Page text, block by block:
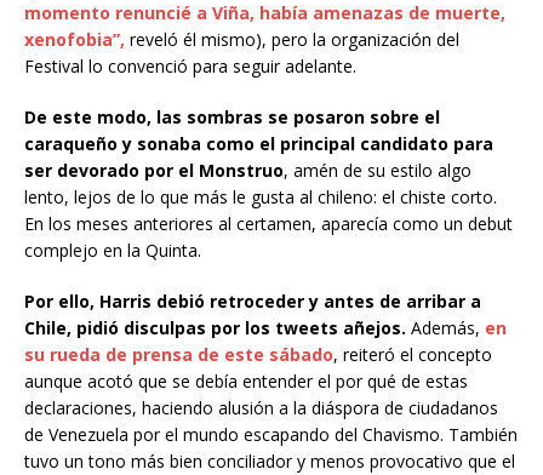
momento renuncié a Viña, había amenazas de muerte,
xenofobia”, reveló él mismo), pero la organización del
Festival lo convenció para seguir adelante.
De este modo, las sombras se posaron sobre el
caraqueño y sonaba como el principal candidato para
ser devorado por el Monstruo, amén de su estilo algo
lento, lejos de lo que más le gusta al chileno: el chiste corto.
En los meses anteriores al certamen, aparecía como un debut
complejo en la Quinta.
Por ello, Harris debió retroceder y antes de arribar a
Chile, pidió disculpas por los tweets añejos. Además, en
su rueda de prensa de este sábado, reiteró el concepto
aunque acotó que se debía entender el por qué de estas
declaraciones, haciendo alusión a la diáspora de ciudadanos
de Venezuela por el mundo escapando del Chavismo. También
tuvo un tono más bien conciliador y menos provocativo que el